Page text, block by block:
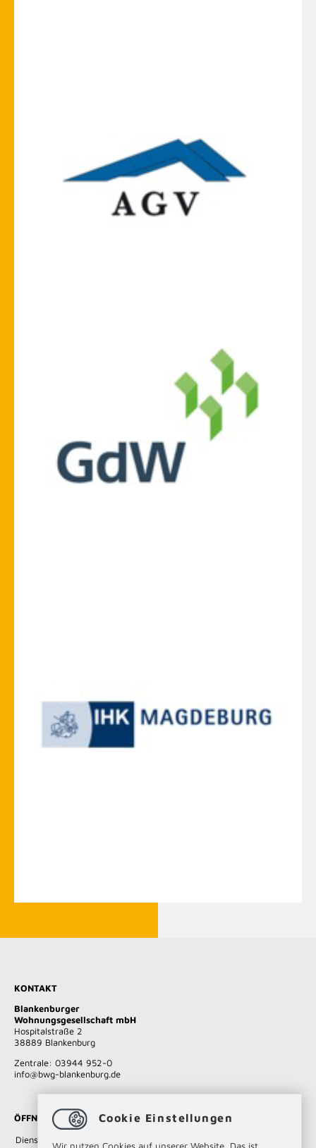
KONTAKT
Blankenburger
Wohnungsgesellschaft mbH
Hospitalstraße 2
38889 Blankenburg
Zentrale: 03944 952-0
​​​​​​​info@bwg-blankenburg.de
ÖFFNUNGSZEITEN
Dienstag und
Cookie Einstellungen